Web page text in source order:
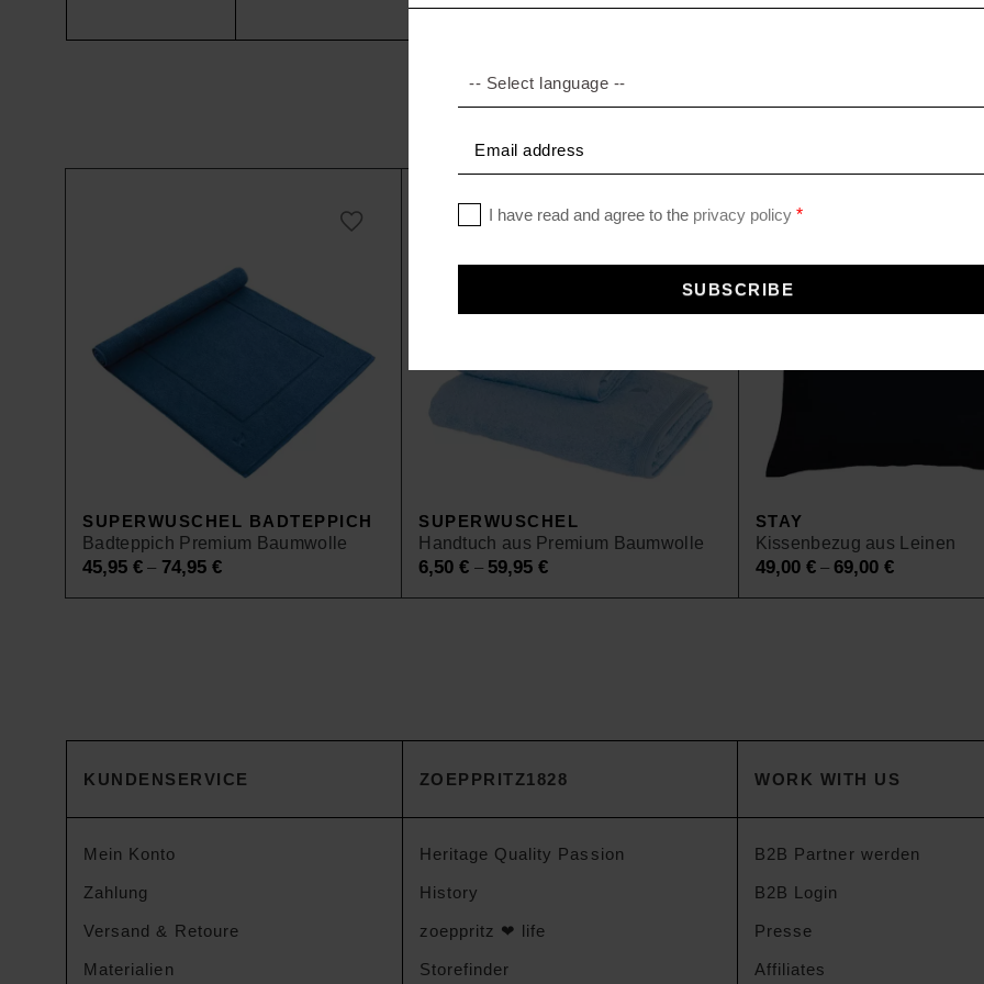
MEHR
SUPERWUSCHEL BADTEPPICH
Badteppich Premium Baumwolle
45,95 € – 74,95 €
SUPERWUSCHEL
Handtuch aus Premium Baumwolle
6,50€ – 59,95€
STAY
Kissenbezug aus Leinen
49,00 €– 69,00€
KUNDENSERVICE
Mein Konto
Zahlung
Versand & Retoure
Materialien
ZOEPPRITZ1828
Heritage Quality Passion
History
zoeppritz ❤ life
Storefinder
WORK WITH US
B2B Partner werden
B2B Login
Presse
Affiliates